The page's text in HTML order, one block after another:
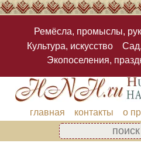
Ремёсла, промыслы,
Культура, искусство
Экопоселения,
главная контакты о